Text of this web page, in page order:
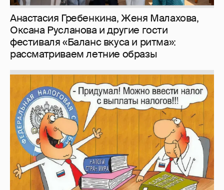
Анастасия Гребенкина, Женя Малахова,
Оксана Русланова и другие гости
фестиваля «Баланс вкуса и ритма»:
рассматриваем летние образы